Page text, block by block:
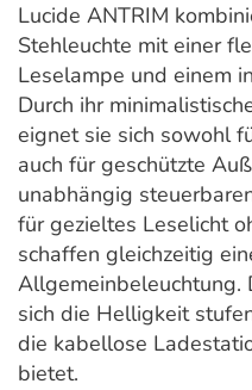
Lucide ANTRIM
Stehleuchte mit einer
Leselampe und einem
Durch ihr
eignet sie sich sowohl
auch für geschützte
unabhängig
für gezieltes Leselicht
schaffen gleichzeitig
Allgemeinbeleuchtung.
sich die Helligkeit
die kabellose
bietet.